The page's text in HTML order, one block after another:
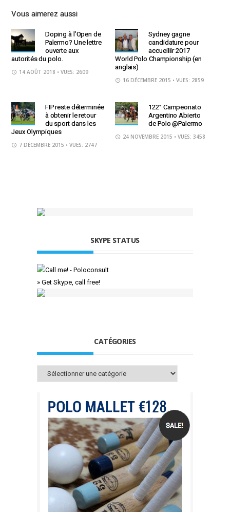
Vous aimerez aussi
Doping à l’Open de
Palermo? Une lettre
ouverte aux
autorités du polo.
14 AOÛT 2018 • VUES: 2609
Sydney gagne
candidature pour
accueillir 2017
World Polo Championship (en
anglais)
16 DÉCEMBRE 2015 • VUES: 2859
FIP reste déterminée
à obtenir le retour
du sport dans les
Jeux Olympiques
7 DÉCEMBRE 2015 • VUES: 2747
122° Campeonato
Argentino Abierto
de Polo @Palermo
24 NOVEMBRE 2015 • VUES: 3458
SKYPE STATUS
» Get Skype, call free!
CATÉGORIES
Catégories